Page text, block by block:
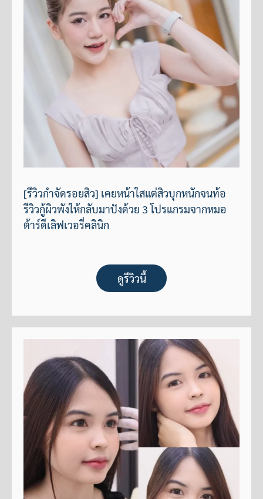
[รีวิวกำจัดรอยสิว] เคยหน้าใสแต่สิวบุกหนักจนท้อ
รีวิวกู้ผิวพังให้กลับมาปังด้วย 3 โปรแกรมจากหมอ
ต้าร์ดีเลิฟเวอรี่คลินิก
ดูรีวิวนี้